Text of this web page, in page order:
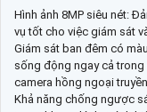
Hình ảnh 8MP siêu nét:
vụ tốt cho việc giám sát
Giám sát ban đêm có
sống động ngay cả
camera hồng ngoại
Khả năng chống ngược